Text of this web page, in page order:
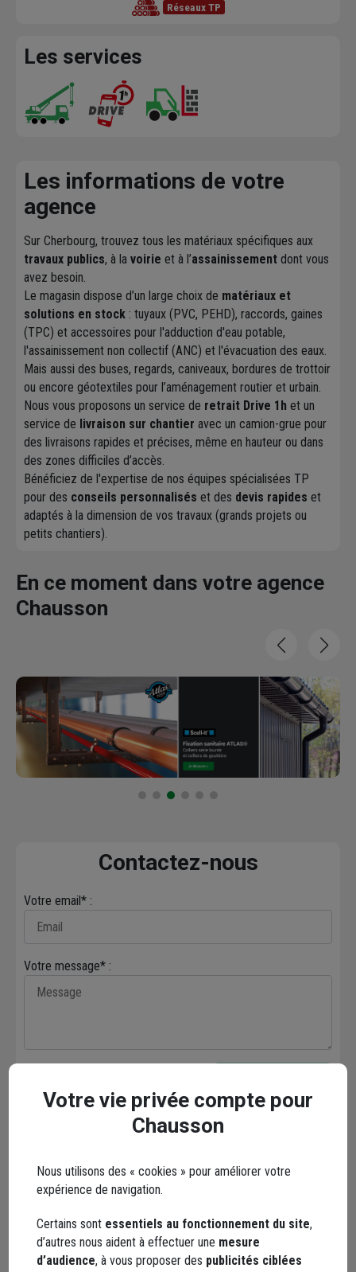
Réseaux TP
Les services
Les informations de votre
agence
Sur Cherbourg, trouvez tous les matériaux spécifiques aux
travaux publics, à la voirie et à l’assainissement dont vous
avez besoin.
Le magasin dispose d’un large choix de matériaux et
solutions en stock : tuyaux (PVC, PEHD), raccords, gaines
(TPC) et accessoires pour l'adduction d'eau potable,
l'assainissement non collectif (ANC) et l'évacuation des eaux.
Mais aussi des buses, regards, caniveaux, bordures de trottoir
ou encore géotextiles pour l’aménagement routier et urbain.
Nous vous proposons un service de retrait Drive 1h et un
service de livraison sur chantier avec un camion-grue pour
des livraisons rapides et précises, même en hauteur ou dans
des zones difficiles d’accès.
Bénéficiez de l'expertise de nos équipes spécialisées TP
pour des conseils personnalisés et des devis rapides et
adaptés à la dimension de vos travaux (grands projets ou
petits chantiers).
En ce moment dans votre agence
Chausson
Contactez-nous
Votre email* :
Votre message* :
Les réseaux sociaux
Votre vie privée compte pour
Chausson
Nous utilisons des « cookies » pour améliorer votre
expérience de navigation.
Certains sont essentiels au fonctionnement du site,
d’autres nous aident à effectuer une mesure
d’audience, à vous proposer des publicités ciblées